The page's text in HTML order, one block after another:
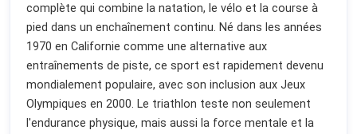
complète qui combine la natation, le vélo et la course à
pied dans un enchaînement continu. Né dans les années
1970 en Californie comme une alternative aux
entraînements de piste, ce sport est rapidement devenu
mondialement populaire, avec son inclusion aux Jeux
Olympiques en 2000. Le triathlon teste non seulement
l'endurance physique, mais aussi la force mentale et la